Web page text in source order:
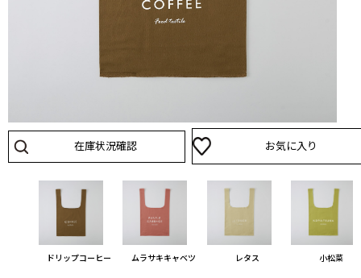
在庫状況確認 お気に入り
ドリップコーヒー ムラサキキャベツ レタス 小松菜